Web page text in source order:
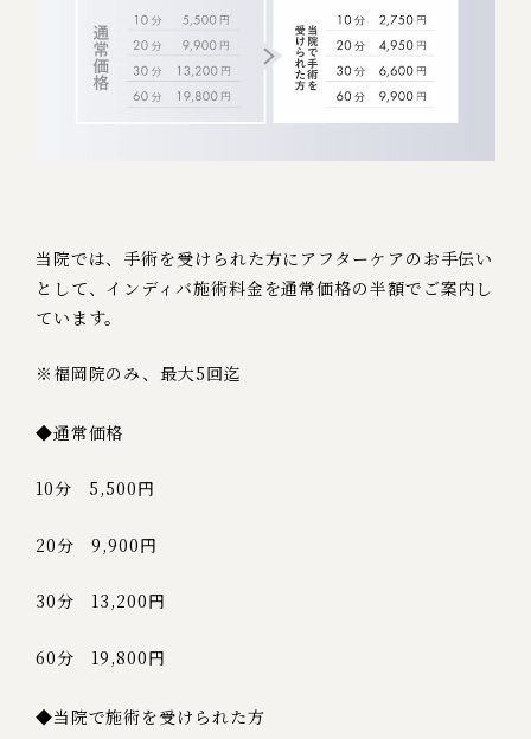
当院では、手術を受けられた方にアフターケアの お手伝い
として、インディバ施術料金を通常価格の半額でご案内し
ています。
※福岡院のみ、最大5回迄
◆通常価格
10分 5,500円
20分 9,900円
30分 13,200円
60分 19,800円
◆当院で施術を受けられた方